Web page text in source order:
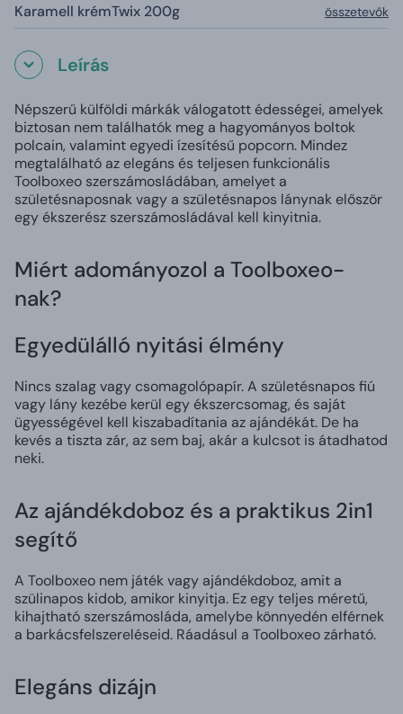
Karamell krémTwix 200g összetevők
Leírás
Népszerű külföldi márkák válogatott édességei, amelyek
biztosan nem találhatók meg a hagyományos boltok
polcain, valamint egyedi ízesítésű popcorn. Mindez
megtalálható az elegáns és teljesen funkcionális
Toolboxeo szerszámosládában, amelyet a
születésnaposnak vagy a születésnapos lánynak először
egy ékszerész szerszámosládával kell kinyitnia.
Miért adományozol a Toolboxeo-
nak?
Egyedülálló nyitási élmény
Nincs szalag vagy csomagolópapír. A születésnapos fiú
vagy lány kezébe kerül egy ékszercsomag, és saját
ügyességével kell kiszabadítania az ajándékát. De ha
kevés a tiszta zár, az sem baj, akár a kulcsot is átadhatod
neki.
Az ajándékdoboz és a praktikus 2in1
segítő
A Toolboxeo nem játék vagy ajándékdoboz, amit a
szülinapos kidob, amikor kinyitja. Ez egy teljes méretű,
kihajtható szerszámosláda, amelybe könnyedén elférnek
a barkácsfelszereléseid. Ráadásul a Toolboxeo zárható.
Elegáns dizájn